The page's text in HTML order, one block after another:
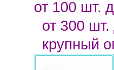
от 100 шт.
от 300 шт.
крупный